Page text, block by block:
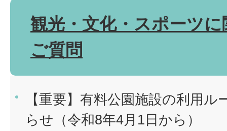
観光・文化・スポーツ
ご質問
【重要】有料公園施設の利用
らせ（令和8年4月1日から）